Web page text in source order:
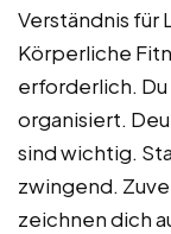
Verständnis für
Körperliche
erforderlich.
organisiert.
sind wichtig.
zwingend.
zeichnen dich